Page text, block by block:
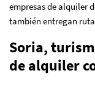
empresas de alquiler
también entregan
Soria,
de alquiler